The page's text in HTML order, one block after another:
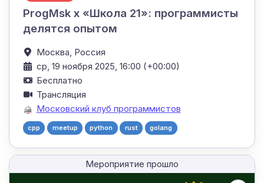
ProgMsk x «Школа 21»: программисты
делятся опытом
Москва, Россия
ср, 19 ноября 2025, 16:00 (+00:00)
Бесплатно
Трансляция
Московский клуб программистов
cpp meetup python rust golang
Мероприятие прошло